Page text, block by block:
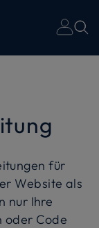
für
Website als
nur Ihre
oder Code